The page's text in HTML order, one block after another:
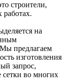
строители,
на
предлагаем
изготовления
запрос,
во многих